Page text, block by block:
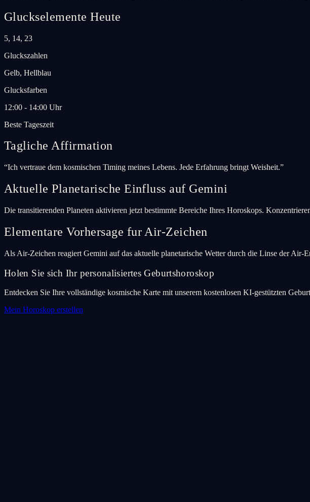
Gluckselemente Heute
5, 14, 23
Gluckszahlen
Gelb, Hellblau
Glucksfarben
12:00 - 14:00 Uhr
Beste Tageszeit
Tagliche Affirmation
“Ich vertraue dem kosmischen Timing meines Lebens. Jede Erfahrung bringt Weisheit.”
Aktuelle Planetarische Einfluss auf Gemini
Die transitierenden Planeten aktivieren jetzt bestimmte Bereiche Ihres Horoskops.
Elementare Vorhersage fur Air-Zeichen
Als Air-Zeichen reagiert Gemini auf das aktuelle planetarische Wetter durch die Linse der
Holen Sie sich Ihr personalisiertes Geburtshoroskop
Entdecken Sie Ihre vollständige kosmische Karte mit unserem kostenlosen KI-gestützten
Mein Horoskop erstellen